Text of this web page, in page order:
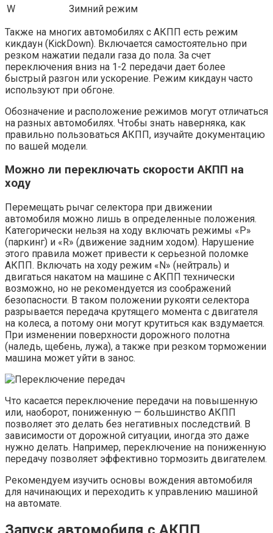
W
Зимний режим
Также на многих автомобилях с АКПП есть режим
кикдаун (KickDown). Включается самостоятельно при
резком нажатии педали газа до пола. За счет
переключения вниз на 1-2 передачи дает более
быстрый разгон или ускорение. Режим кикдаун часто
используют при обгоне.
Обозначение и расположение режимов могут отличаться
на разных автомобилях. Чтобы знать наверняка, как
правильно пользоваться АКПП, изучайте документацию
по вашей модели.
Можно ли переключать скорости АКПП на
ходу
Перемещать рычаг селектора при движении
автомобиля можно лишь в определенные положения.
Категорически нельзя на ходу включать режимы «P»
(паркинг) и «R» (движение задним ходом). Нарушение
этого правила может привести к серьезной поломке
АКПП. Включать на ходу режим «N» (нейтраль) и
двигаться накатом на машине с АКПП технически
возможно, но не рекомендуется из соображений
безопасности. В таком положении рукояти селектора
разрывается передача крутящего момента с двигателя
на колеса, а потому они могут крутиться как вздумается.
При изменении поверхности дорожного полотна
(наледь, щебень, лужа), а также при резком торможении
машина может уйти в занос.
Что касается переключение передачи на повышенную
или, наоборот, пониженную — большинство АКПП
позволяет это делать без негативных последствий. В
зависимости от дорожной ситуации, иногда это даже
нужно делать. Например, переключение на пониженную
передачу позволяет эффективно тормозить двигателем.
Рекомендуем изучить основы вождения автомобиля
для начинающих и переходить к управлению машиной
на автомате.